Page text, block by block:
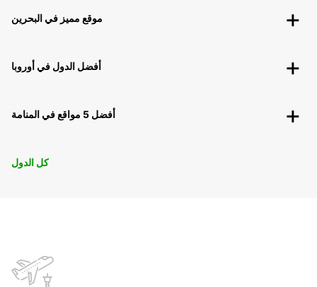
موقع مميز في البحرين
أفضل الدول في أوروبا
أفضل 5 مواقع في المنامة
كل الدول